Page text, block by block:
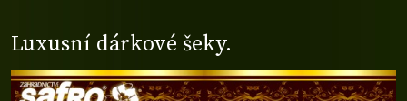
Luxusní dárkové šeky.